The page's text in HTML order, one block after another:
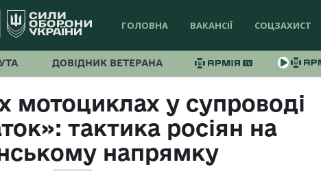
ГОЛОВНА ВАКАНСІЇ СОЦЗАХИСТ
ДОВІДНИК ВЕТЕРАНА
мотоциклах у супроводі
тактика росіян на
напрямку